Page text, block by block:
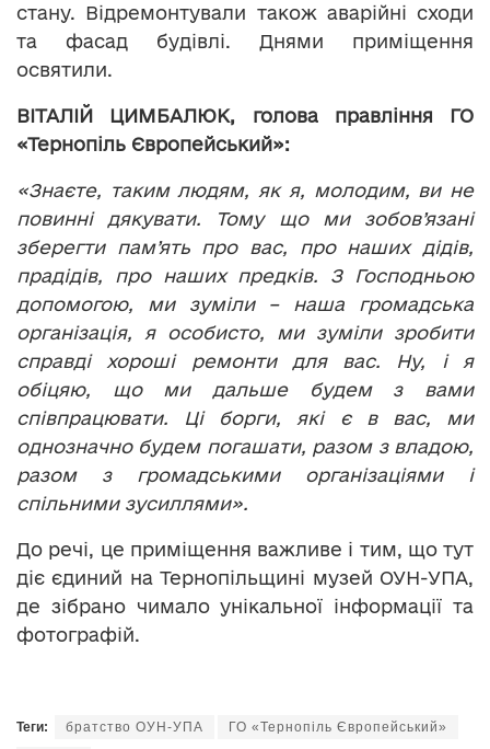
стану. Відремонтували також аварійні сходи
та фасад будівлі. Днями приміщення
освятили.
ВІТАЛІЙ ЦИМБАЛЮК, голова правління ГО
«Тернопіль Європейський»:
«Знаєте, таким людям, як я, молодим, ви не
повинні дякувати. Тому що ми зобов’язані
зберегти пам’ять про вас, про наших дідів,
прадідів, про наших предків. З Господньою
допомогою, ми зуміли – наша громадська
організація, я особисто, ми зуміли зробити
справді хороші ремонти для вас. Ну, і я
обіцяю, що ми дальше будем з вами
співпрацювати. Ці борги, які є в вас, ми
однозначно будем погашати, разом з владою,
разом з громадськими організаціями і
спільними зусиллями».
До речі, це приміщення важливе і тим, що тут
діє єдиний на Тернопільщині музей ОУН-УПА,
де зібрано чимало унікальної інформації та
фотографій.
Теги: братство ОУН-УПА ГО «Тернопіль Європейський»